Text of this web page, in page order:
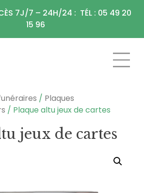
7J/7 – 24H/24 : TÉL : 05 49 20
15 96
/ Plaques
/ Plaque altu jeux de cartes
jeux de cartes
cookies